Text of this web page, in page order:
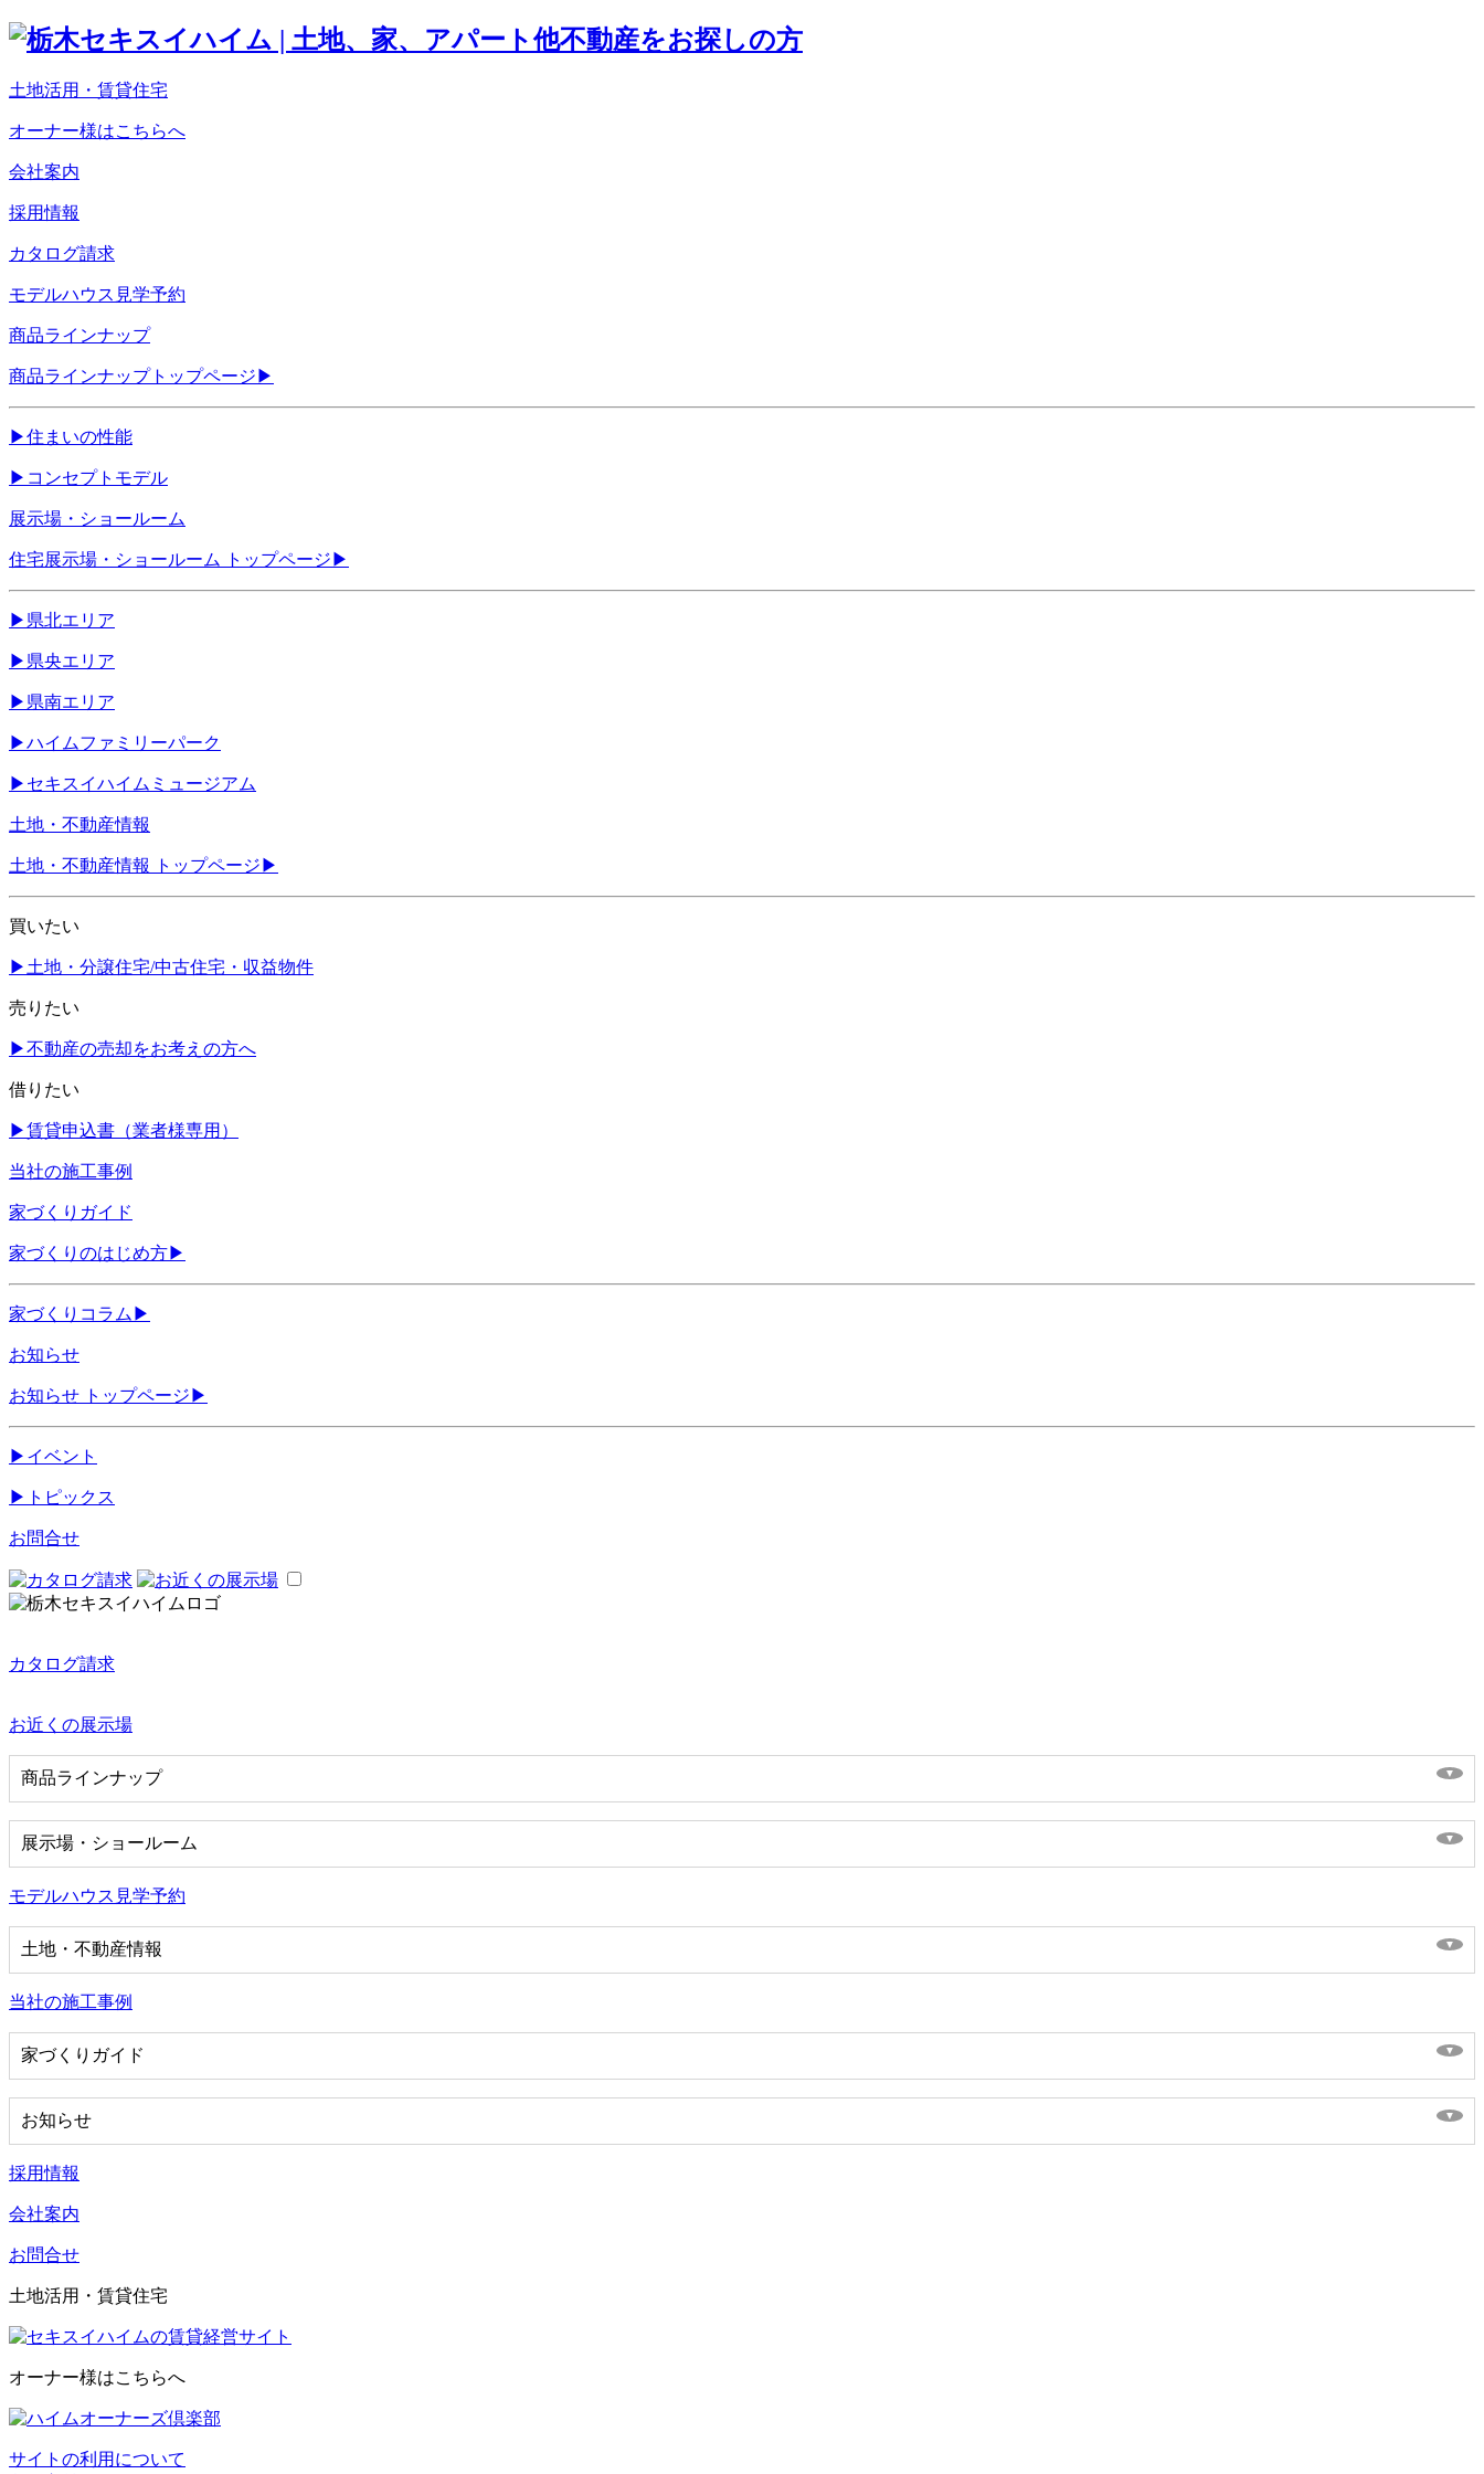
土地活用・賃貸住宅
オーナー様はこちらへ
会社案内
採用情報
カタログ請求
モデルハウス見学予約
商品ラインナップ
商品ラインナップトップページ ▶
▶住まいの性能
▶ コンセプトモデル
展示場・ショールーム
住宅展示場・ショールーム トップページ ▶
▶ 県北エリア
▶ 県央エリア
▶ 県南エリア
▶ハイムファミリーパーク
▶ セキスイハイムミュージアム
土地・不動産情報
土地・不動産情報 トップページ ▶
買いたい
▶ 土地・分譲住宅/中古住宅・収益物件
売りたい
▶不動産の売却をお考えの方へ
借りたい
▶賃貸申込書（業者様専用）
当社の施工事例
家づくりガイド
家づくりのはじめ方▶
家づくりコラム ▶
お知らせ
お知らせ トップページ ▶
▶ イベント
▶ トピックス
お問合せ
カタログ請求
お近くの展示場
商品ラインナップ
展示場・ショールーム
モデルハウス見学予約
土地・不動産情報
当社の施工事例
家づくりガイド
お知らせ
採用情報
会社案内
お問合せ
土地活用・賃貸住宅
オーナー様はこちらへ
サイトの利用について